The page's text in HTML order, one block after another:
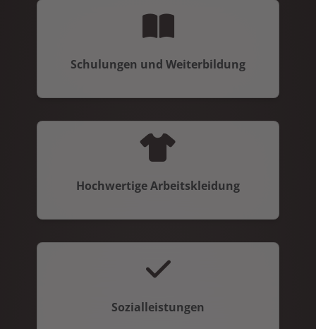
Schulungen und Weiterbildung
Hochwertige Arbeitskleidung
Sozialleistungen